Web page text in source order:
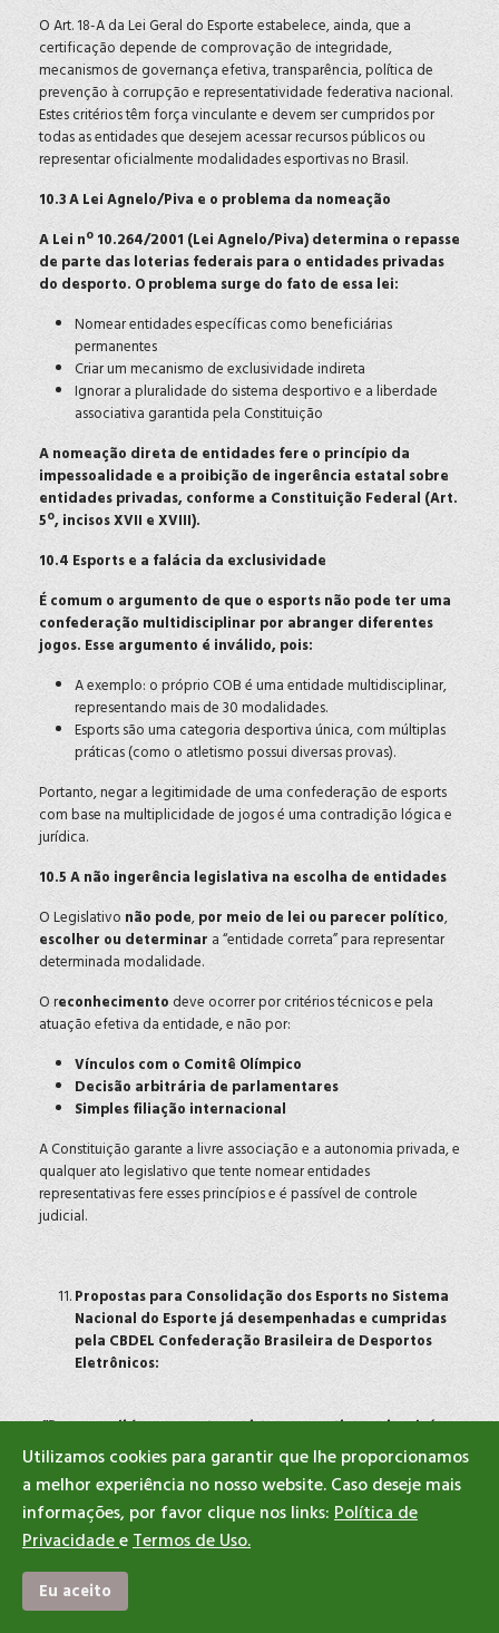
O Art. 18-A da Lei Geral do Esporte estabelece, ainda, que a
certificação depende de comprovação de integridade,
mecanismos de governança efetiva, transparência, política de
prevenção à corrupção e representatividade federativa nacional.
Estes critérios têm força vinculante e devem ser cumpridos por
todas as entidades que desejem acessar recursos públicos ou
representar oficialmente modalidades esportivas no Brasil.
10.3 A Lei Agnelo/Piva e o problema da nomeação
A Lei nº 10.264/2001 (Lei Agnelo/Piva) determina o repasse
de parte das loterias federais para o entidades privadas
do desporto. O problema surge do fato de essa lei:
Nomear entidades específicas como beneficiárias
permanentes
Criar um mecanismo de exclusividade indireta
Ignorar a pluralidade do sistema desportivo e a liberdade
associativa garantida pela Constituição
A nomeação direta de entidades fere o princípio da
impessoalidade e a proibição de ingerência estatal sobre
entidades privadas, conforme a Constituição Federal (Art.
5º, incisos XVII e XVIII).
10.4 Esports e a falácia da exclusividade
É comum o argumento de que o esports não pode ter uma
confederação multidisciplinar por abranger diferentes
jogos. Esse argumento é inválido, pois:
A exemplo: opróprio COB é uma entidade multidisciplinar,
representando mais de 30 modalidades.
Esports são uma categoria desportiva única, com múltiplas
práticas (como o atletismo possui diversas provas).
Portanto, negar a legitimidade de uma confederação de esports
com base na multiplicidade de jogos é uma contradição lógica e
jurídica.
10.5 A não ingerência legislativa na escolha de entidades
O Legislativo não pode,por meio de lei ou parecer político,
escolher ou determinar a “entidade correta” para representar
determinada modalidade.
O reconhecimentodeve ocorrer por critérios técnicos e pela
atuação efetiva da entidade, e não por:
Vínculos com o Comitê Olímpico
Decisão arbitrária de parlamentares
Simples filiação internacional
A Constituição garante a livre associação e a autonomia privada, e
qualquer ato legislativo que tente nomear entidades
representativas fere esses princípios e é passível de controle
judicial.
Propostas para Consolidação dos Esports no Sistema
Nacional do Esporte já desempenhadas e cumpridas
pela CBDEL Confederação Brasileira de Desportos
Eletrônicos:
“Para consolidar os esports no sistema esportivo nacional, é
necessário ir além do reconhecimento jurídico, com medidas
práticas e estruturantes
11.1 Reconhecimento técnico estruturado
Propor edital ou programa público com critérios objetivos
para o reconhecimento das confederações de esports.
Utilizamos cookies para garantir que lhe proporcionamos
a melhor experiência no nosso website. Caso deseje mais
informações, por favor clique nos links:Política de
PrivacidadeeTermos de Uso.
Eu aceito